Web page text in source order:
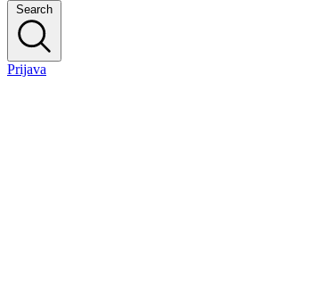
Search
Prijava